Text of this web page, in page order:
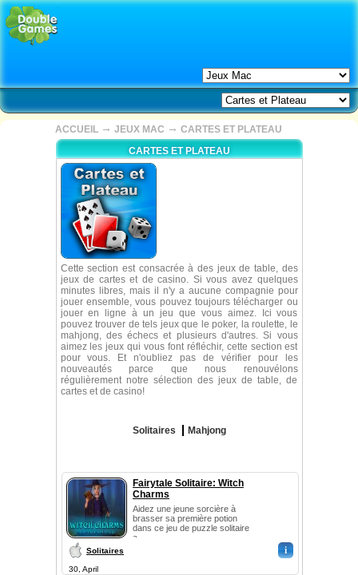
ACCUEIL → JEUX MAC → CARTES ET PLATEAU
CARTES ET PLATEAU
Cette section est consacrée à des jeux de table, des
jeux de cartes et de casino. Si vous avez quelques
minutes libres, mais il n'y a aucune compagnie pour
jouer ensemble, vous pouvez toujours télécharger ou
jouer en ligne à un jeu que vous aimez. Ici vous
pouvez trouver de tels jeux que le poker, la roulette, le
mahjong, des échecs et plusieurs d'autres. Si vous
aimez les jeux qui vous font réfléchir, cette section est
pour vous. Et n'oubliez pas de vérifier pour les
nouveautés parce que nous renouvélons
régulièrement notre sélection des jeux de table, de
cartes et de casino!
Solitaires Mahjong
Fairytale Solitaire: Witch
Charms
Aidez une jeune sorcière à
brasser sa première potion
dans ce jeu de puzzle solitaire
a...
Solitaires i
30, April